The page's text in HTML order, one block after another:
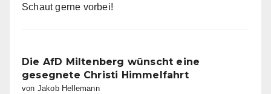
Schaut gerne vorbei!
Die AfD Miltenberg wünscht eine
gesegnete Christi Himmelfahrt
von Jakob Hellemann